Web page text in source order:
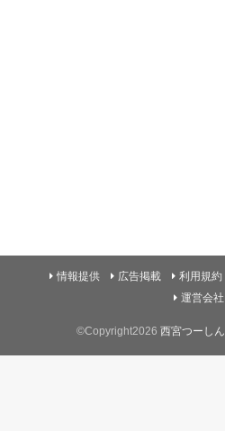
情報提供 広告掲載 利用規約
運営会社
©Copyright2026 西宮つーしん